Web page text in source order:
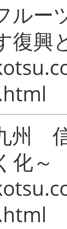
ー
復興
信
化～